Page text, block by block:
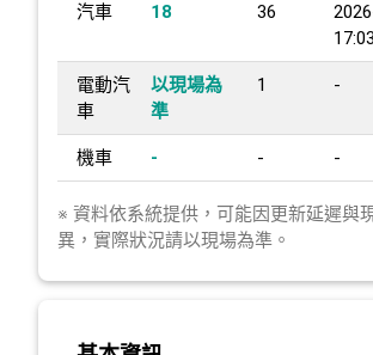
汽車 18 36
電動汽
車
以現場為
準
1 -
機車 - - -
※ 資料依系統提供，可能因更新延遲與
異，實際狀況請以現場為準。